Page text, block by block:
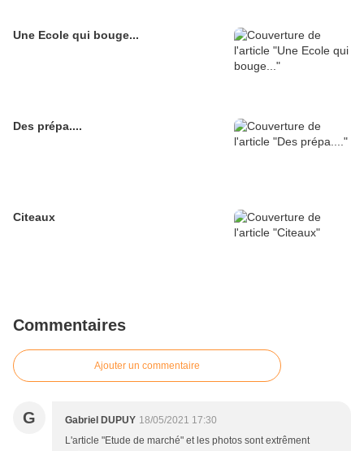
Une Ecole qui bouge...
Des prépa....
Citeaux
Commentaires
Ajouter un commentaire
G Gabriel DUPUY 18/05/2021 17:30
L'article "Etude de marché" et les photos sont extrêment